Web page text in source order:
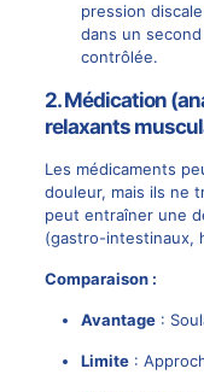
pression
dans un
contrôlée.
2. Médication
relaxants
Les médicaments
douleur, mais ils ne
peut entraîner une
(gastro-intestinaux,
Comparaison :
Avantage:
Limite: